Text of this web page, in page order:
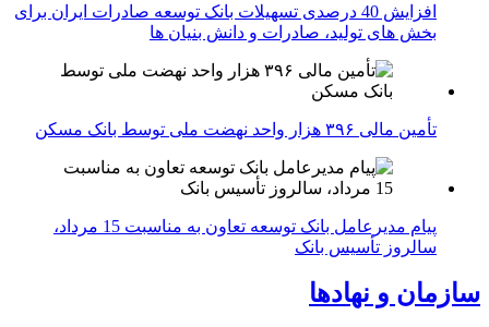
افزایش 40 درصدی تسهیلات بانک توسعه صادرات ایران برای
بخش های تولید، صادرات و دانش بنیان ها
تأمین مالی ۳۹۶ هزار واحد نهضت ملی توسط بانک مسکن
پیام مدیرعامل بانک توسعه تعاون به مناسبت 15 مرداد،
سالروز تأسیس بانک
سازمان و نهادها